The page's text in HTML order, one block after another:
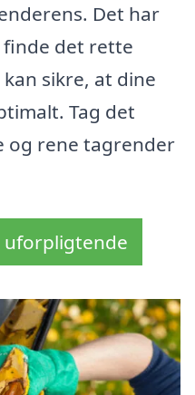
Det har
det rette
sikre, at dine
Tag det
og rene tagrender
uforpligtende